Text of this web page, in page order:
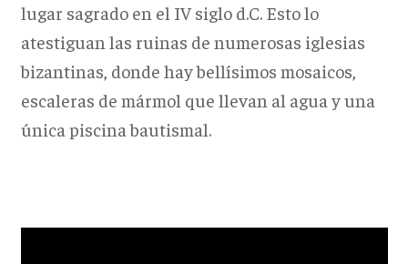
lugar sagrado en el IV siglo d.C. Esto lo
atestiguan las ruinas de numerosas iglesias
bizantinas, donde hay bellísimos mosaicos,
escaleras de mármol que llevan al agua y una
única piscina bautismal.